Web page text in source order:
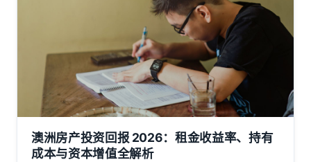
澳洲房产投资回报 2026：租金收益率、持有
成本与资本增值全解析